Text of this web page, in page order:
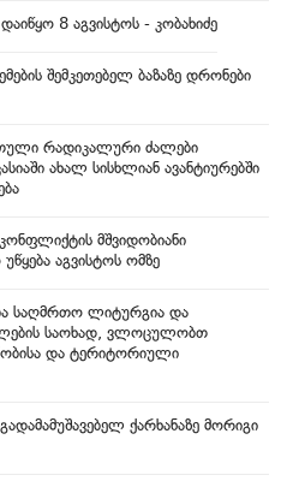
8 აგვისტოს - კობახიძე
შემკეთებელ ბაზაზე დრონები
რადიკალური ძალები
ახალ სისხლიან ავანტიურებში
მშვიდობიანი
აგვისტოს ომზე
საღმრთო ლიტურგია და
საოხად, ვლოცულობთ
და ტერიტორიული
ქარხანაზე მორიგი